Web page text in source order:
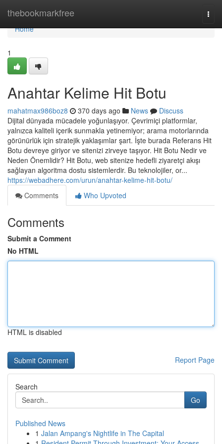
thebookmarkfree
Home
Home
1
Anahtar Kelime Hit Botu
mahatmax986boz8 370 days ago News
Discuss
Dijital dünyada mücadele yoğunlaşıyor. Çevrimiçi platformlar,
yalnızca kaliteli içerik sunmakla yetinemiyor; arama motorlarında
görünürlük için stratejik yaklaşımlar şart. İşte burada Referans Hit
Botu devreye giriyor ve sitenizi zirveye taşıyor. Hit Botu Nedir ve
Neden Önemlidir? Hit Botu, web sitenize hedefli ziyaretçi akışı
sağlayan algoritma dostu sistemlerdir. Bu teknolojiler, or...
https://webadhere.com/urun/anahtar-kelime-hit-botu/
Comments
Who Upvoted
Comments
Submit a Comment
No HTML
HTML is disabled
Report Page
Search
Go
Published News
1 Jalan Ampang's Nightlife in The Capital